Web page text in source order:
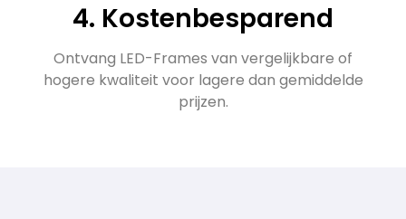
4. Kostenbesparend
Ontvang LED-Frames van vergelijkbare of
hogere kwaliteit voor lagere dan gemiddelde
prijzen.